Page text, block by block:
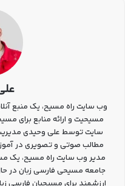
وب سایت راه مسیح، یک منبع
مسیحیت و ارائه منابع برای
سایت توسط علی وحیدی
مطالب صوتی و تصویری در
جامعه مسیحی فارسی زبان در
ارزشمند برای مسیحیان فارسی